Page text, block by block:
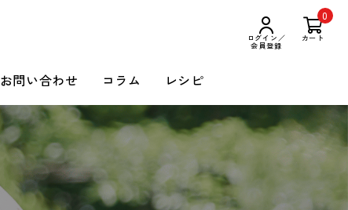
ログイン／
会員登録
0
カート
お問い合わせ コラム レシピ